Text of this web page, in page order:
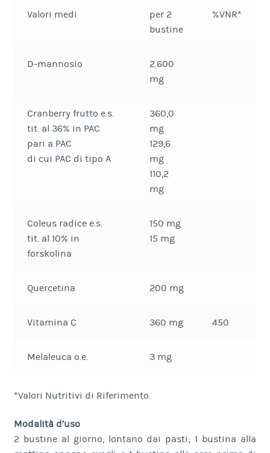
Valori medi
per 2
bustine
%VNR*
D-mannosio
2.600
mg
Cranberry frutto e.s.
tit. al 36% in PAC
pari a PAC
di cui PAC di tipo A
360,0
mg
129,6
mg
110,2
mg
Coleus radice e.s.
tit. al 10% in
forskolina
150 mg
15 mg
Quercetina 200 mg
Vitamina C 360 mg 450
Melaleuca o.e. 3 mg
*Valori Nutritivi di Riferimento.
Modalità d’uso
2 bustine al giorno, lontano dai pasti; 1 bustina alla